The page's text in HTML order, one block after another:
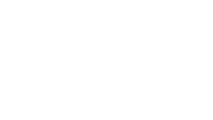
Drehzahl auf eine Pumpe mit
umsteige?
ist ein Begriff, der verwendet
zwischen Motordrehzahl,
Energieverbrauch auszudrücken.
direkt aus der
resultieren, sind die meisten